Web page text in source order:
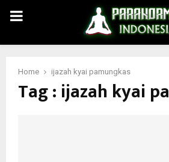
PRIMARY
MENU
Home ijazah kyai pamungkas
Tag : ijazah kyai